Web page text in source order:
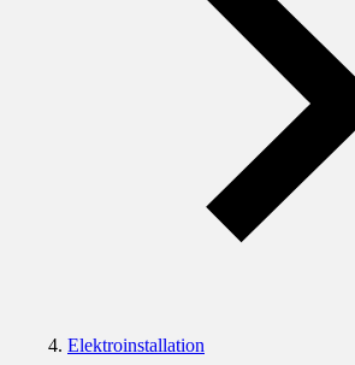
Elektroinstallation